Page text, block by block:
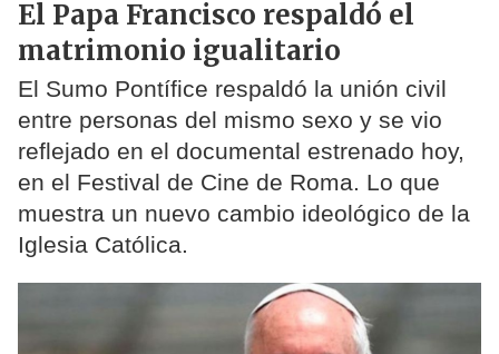
El Papa Francisco respaldó el
matrimonio igualitario
El Sumo Pontífice respaldó la unión civil
entre personas del mismo sexo y se vio
reflejado en el documental estrenado hoy,
en el Festival de Cine de Roma. Lo que
muestra un nuevo cambio ideológico de la
Iglesia Católica.